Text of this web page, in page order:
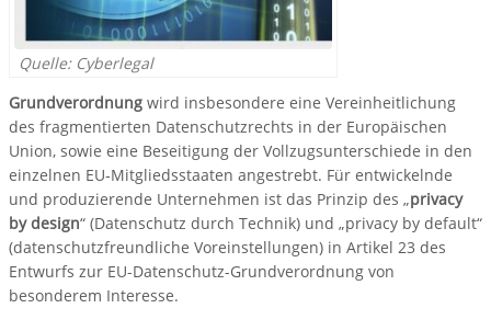
Quelle: Cyberlegal
Grundverordnung wird insbesondere eine Vereinheitlichung
des fragmentierten Datenschutzrechts in der Europäischen
Union, sowie eine Beseitigung der Vollzugsunterschiede in den
einzelnen EU‐Mitgliedsstaaten angestrebt. Für entwickelnde
und produzierende Unternehmen ist das Prinzip des „privacy
by design“ (Datenschutz durch Technik) und „privacy by default“
(datenschutzfreundliche Voreinstellungen) in Artikel 23 des
Entwurfs zur EU­-Datenschutz-Grundverordnung von
besonderem Interesse.